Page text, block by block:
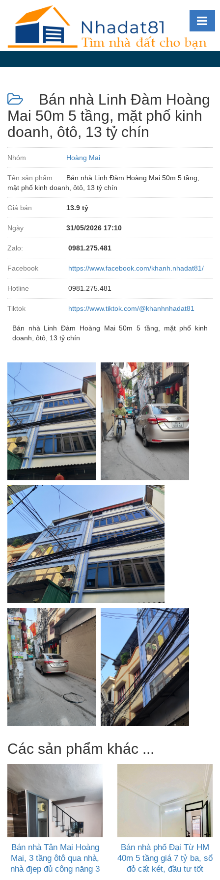
đàn
Giới
Tin
đất
videos
Tìm
kiếm
Đăng
nhập
Bán nhà Linh Đàm Hoàng
Mai 50m 5 tầng, mặt phố kinh
doanh, ôtô, 13 tỷ chín
Nhóm Hoàng Mai
Tên sản phẩm
Bán nhà Linh Đàm Hoàng Mai 50m 5 tầng,
mặt phố kinh doanh, ôtô, 13 tỷ chín
Giá bán 13.9 tỷ
Ngày 31/05/2026 17:10
Zalo: 0981.275.481
Facebook https://www.facebook.com/khanh.nhadat81/
Hotline 0981.275.481
Tiktok https://www.tiktok.com/@khanhnhadat81
Bán nhà Linh Đàm Hoàng Mai 50m 5 tầng, mặt phố kinh
doanh, ôtô, 13 tỷ chín
Các sản phẩm khác ...
Bán nhà Tân Mai Hoàng
Mai, 3 tầng ôtô qua nhà,
nhà đjep đủ công năng 3
Bán nhà phố Đại Từ HM
40m 5 tầng giá 7 tỷ ba, sổ
đỏ cất két, đầu tư tốt